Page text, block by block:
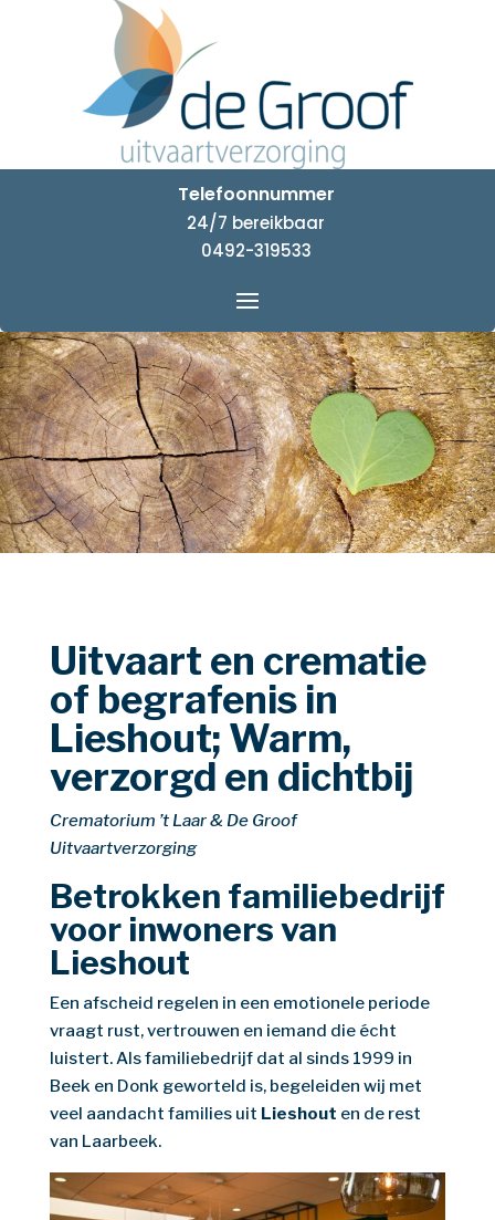
Telefoonnummer
24/7 bereikbaar
0492-319533
Uitvaart en crematie
of begrafenis in
Lieshout; Warm,
verzorgd en dichtbij
Crematorium ’t Laar & De Groof
Uitvaartverzorging
Betrokken familiebedrijf
voor inwoners van
Lieshout
Een afscheid regelen in een emotionele periode
vraagt rust, vertrouwen en iemand die écht
luistert. Als familiebedrijf dat al sinds 1999 in
Beek en Donk geworteld is, begeleiden wij met
veel aandacht families uit Lieshout en de rest
van Laarbeek.